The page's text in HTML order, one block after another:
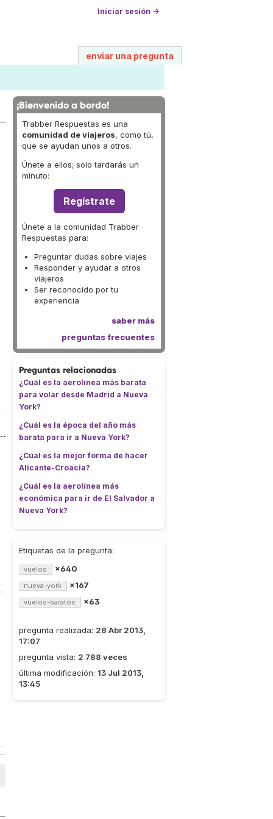
Iniciar sesión →
enviar una pregunta
¡Bienvenido a bordo!
Trabber Respuestas es una
comunidad de viajeros, como tú,
que se ayudan unos a otros.
Únete a ellos; solo tardarás un
minuto:
Regístrate
Únete a la comunidad Trabber
Respuestas para:
Preguntar dudas sobre viajes
Responder y ayudar a otros
viajeros
Ser reconocido por tu
experiencia
saber más
preguntas frecuentes
Preguntas relacionadas
¿Cuál es la aerolínea más barata
para volar desde Madrid a Nueva
York?
¿Cuál es la época del año más
barata para ir a Nueva York?
¿Cúal es la mejor forma de hacer
Alicante-Croacia?
¿Cuál es la aerolínea más
económica para ir de El Salvador a
Nueva York?
Etiquetas de la pregunta:
vuelos ×640
nueva-york ×167
vuelos-baratos ×63
pregunta realizada: 28 Abr 2013,
17:07
pregunta vista: 2 788 veces
última modificación: 13 Jul 2013,
13:45